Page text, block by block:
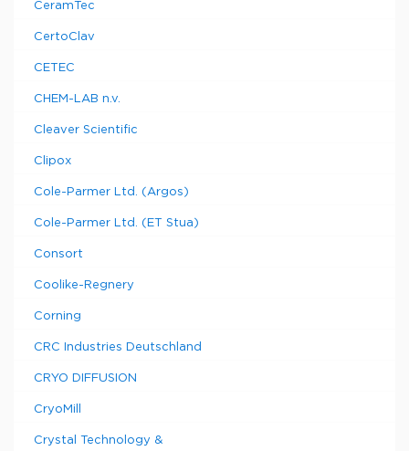
CeramTec
CertoClav
CETEC
CHEM-LAB n.v.
Cleaver Scientific
Clipox
Cole-Parmer Ltd. (Argos)
Cole-Parmer Ltd. (ET Stua)
Consort
Coolike-Regnery
Corning
CRC Industries Deutschland
CRYO DIFFUSION
CryoMill
Crystal Technology &